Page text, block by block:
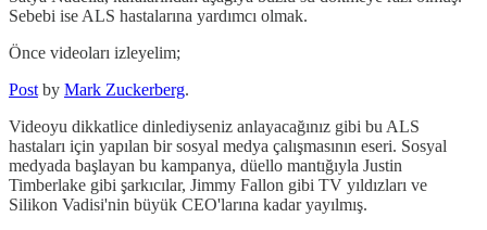
Sebebi ise ALS hastalarına yardımcı olmak.
Önce videoları izleyelim;
Post by Mark Zuckerberg.
Videoyu dikkatlice dinlediyseniz anlayacağınız gibi bu ALS
hastaları için yapılan bir sosyal medya çalışmasının eseri. Sosyal
medyada başlayan bu kampanya, düello mantığıyla Justin
Timberlake gibi şarkıcılar, Jimmy Fallon gibi TV yıldızları ve
Silikon Vadisi'nin büyük CEO'larına kadar yayılmış.